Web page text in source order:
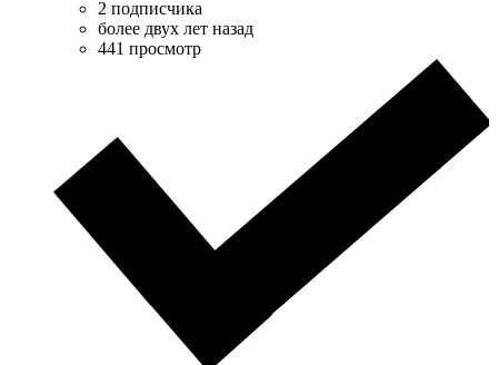
2 подписчика
более двух лет назад
441 просмотр